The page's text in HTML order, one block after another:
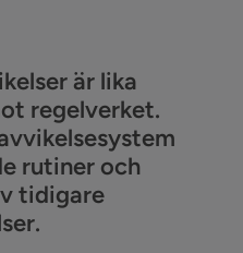
är lika
regelverket.
rutiner och
tidigare